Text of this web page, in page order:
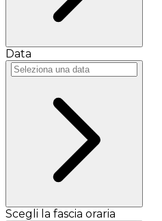
Data
Scegli la fascia oraria